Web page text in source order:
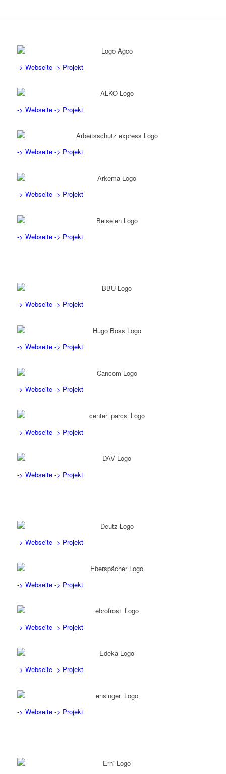
-> Webseite -> Projekt
-> Webseite -> Projekt
-> Webseite -> Projekt
-> Webseite -> Projekt
-> Webseite -> Projekt
-> Webseite -> Projekt
-> Webseite -> Projekt
-> Webseite -> Projekt
-> Webseite -> Projekt
-> Webseite -> Projekt
-> Webseite -> Projekt
-> Webseite -> Projekt
-> Webseite -> Projekt
-> Webseite -> Projekt
-> Webseite -> Projekt